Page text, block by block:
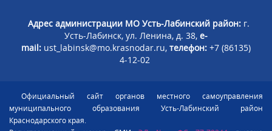
Адрес администрации МО Усть-Лабинский район: г.
Усть-Лабинск, ул. Ленина, д. 38, e-
mail: ust_labinsk@mo.krasnodar.ru, телефон: +7 (86135)
4-12-02
Официальный сайт органов местного самоуправления
муниципального образования Усть-Лабинский район
Краснодарского края.